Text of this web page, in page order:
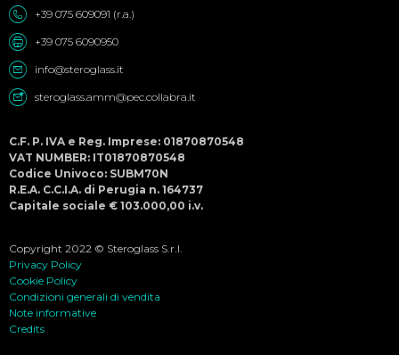
+39 075 609091 (r.a.)
+39 075 6090950
info@steroglass.it
steroglass.amm@pec.collabra.it
C.F. P. IVA e Reg. Imprese: 01870870548
VAT NUMBER: IT01870870548
Codice Univoco: SUBM70N
R.E.A. C.C.I.A. di Perugia n. 164737
Capitale sociale € 103.000,00 i.v.
Copyright 2022 © Steroglass S.r.l.
Privacy Policy
Cookie Policy
Condizioni generali di vendita
Note informative
Credits